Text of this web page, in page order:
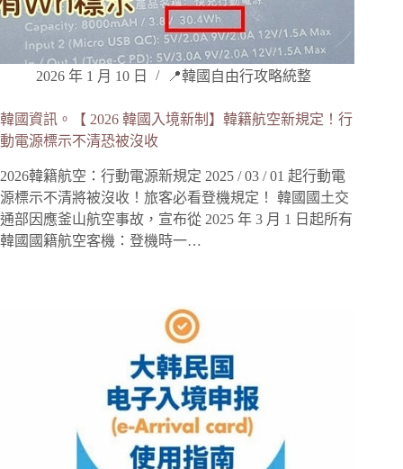
2026 年 1 月 10 日 📍韓國自由行攻略統整
韓國資訊。【 2026 韓國入境新制】️韓籍航空新規定！行
動電源標示不清恐被沒收
2026韓籍航空：行動電源新規定 2025 / 03 / 01 起行動電
源標示不清將被沒收！旅客必看登機規定！ 韓國國土交
通部因應釜山航空事故，宣布從 2025 年 3 月 1 日起所有
韓國國籍航空客機：登機時一…